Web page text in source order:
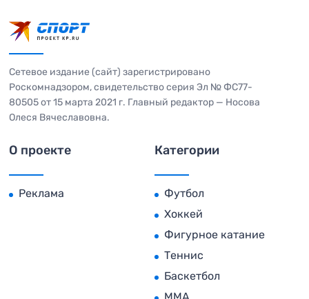
Сетевое издание (сайт) зарегистрировано
Роскомнадзором, свидетельство серия Эл № ФС77-
80505 от 15 марта 2021 г. Главный редактор — Носова
Олеся Вячеславовна.
О проекте
Реклама
Категории
Футбол
Хоккей
Фигурное катание
Теннис
Баскетбол